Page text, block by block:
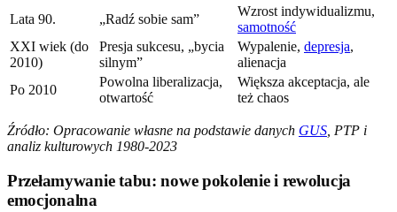
Lata 90.
„Radź sobie sam”
Wzrost indywidualizmu,
samotność
XXI wiek (do
2010)
Presja sukcesu, „bycia
silnym”
Wypalenie, depresja,
alienacja
Po 2010
Powolna liberalizacja,
otwartość
Większa akceptacja, ale
też chaos
Źródło: Opracowanie własne na podstawie danych GUS , PTP i
analiz kulturowych 1980-2023
Przełamywanie tabu: nowe pokolenie i rewolucja
emocjonalna